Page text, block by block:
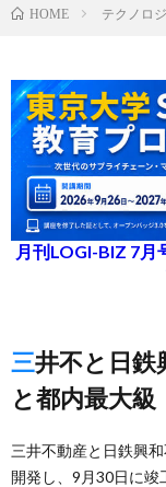
HOME テクノロ
月刊LOGI-BIZ 7月
三井不と日鉄興和不が共同開発、25.6万㎡
と都内最大級
三井不動産と日鉄興
開発し、9月30日に竣